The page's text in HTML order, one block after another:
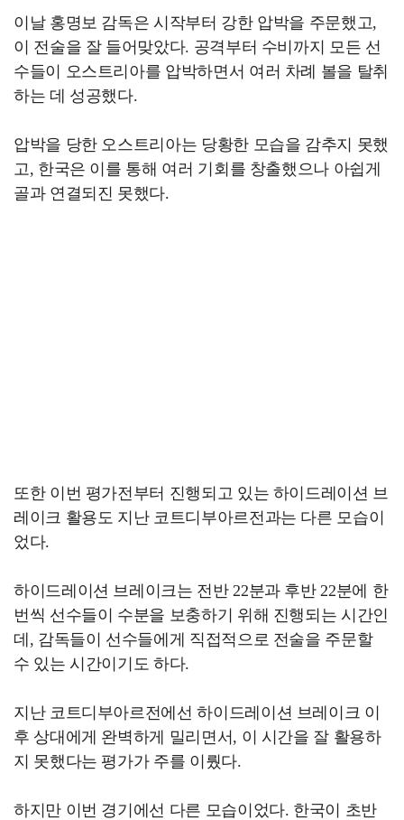
이날 홍명보 감독은 시작부터 강한 압박을 주문했고,
이 전술을 잘 들어맞았다. 공격부터 수비까지 모든 선
수들이 오스트리아를 압박하면서 여러 차례 볼을 탈취
하는 데 성공했다.
압박을 당한 오스트리아는 당황한 모습을 감추지 못했
고, 한국은 이를 통해 여러 기회를 창출했으나 아쉽게
골과 연결되진 못했다.
또한 이번 평가전부터 진행되고 있는 하이드레이션 브
레이크 활용도 지난 코트디부아르전과는 다른 모습이
었다.
하이드레이션 브레이크는 전반 22분과 후반 22분에 한
번씩 선수들이 수분을 보충하기 위해 진행되는 시간인
데, 감독들이 선수들에게 직접적으로 전술을 주문할
수 있는 시간이기도 하다.
지난 코트디부아르전에선 하이드레이션 브레이크 이
후 상대에게 완벽하게 밀리면서, 이 시간을 잘 활용하
지 못했다는 평가가 주를 이뤘다.
하지만 이번 경기에선 다른 모습이었다. 한국이 초반